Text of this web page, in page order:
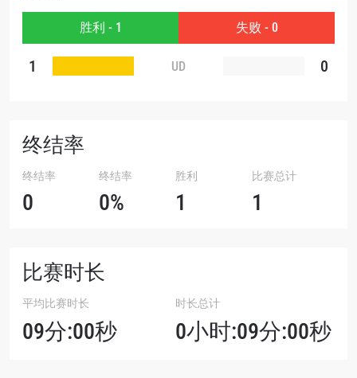
胜利 - 1 失败 - 0
1 UD 0
终结率
终结率
0
终结率
0%
胜利
1
比赛总计
1
比赛时长
平均比赛时长
09分:00秒
时长总计
0小时:09分:00秒
查看集锦